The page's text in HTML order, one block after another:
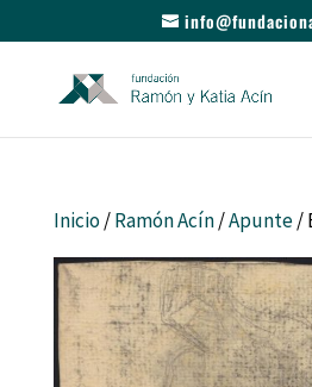
Inicio/Ramón Acín/Apunte/